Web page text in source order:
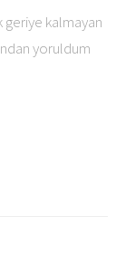
geriye kalmayan
yoruldum